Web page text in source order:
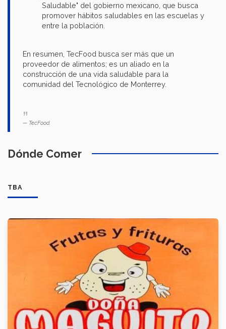
Saludable" del gobierno mexicano, que busca
promover hábitos saludables en las escuelas y
entre la población.
En resumen, TecFood busca ser más que un
proveedor de alimentos; es un aliado en la
construcción de una vida saludable para la
comunidad del Tecnológico de Monterrey.
TecFood.
Dónde Comer
TBA